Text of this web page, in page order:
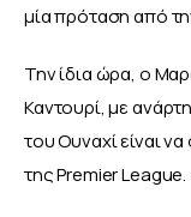
μία πρόταση από
Την ίδια ώρα, ο
Καντουρί, με
του Ουναχί είναι
της Premier League.